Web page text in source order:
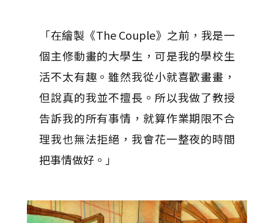
「在繪製《The Couple》之前，我是一
個主修動畫的大學生，可是我的學校生
活不太有趣。雖然我從小就喜歡畫畫，
但說真的我並不擅長。所以我做了教授
告訴我的所有事情，就算作業期限不合
理我也無法拒絕，我會花一整夜的時間
把事情做好。」